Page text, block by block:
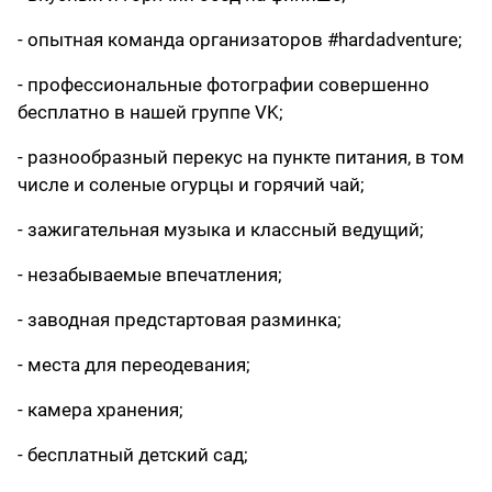
- опытная команда организаторов #hardadventure;
- профессиональные фотографии совершенно
бесплатно в нашей группе VK;
- разнообразный перекус на пункте питания, в том
числе и соленые огурцы и горячий чай;
- зажигательная музыка и классный ведущий;
- незабываемые впечатления;
- заводная предстартовая разминка;
- места для переодевания;
- камера хранения;
- бесплатный детский сад;